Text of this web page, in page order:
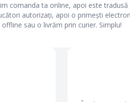
comanda ta online, apoi este tradusă
autorizați, apoi o primești
offline sau o livrăm prin curier. Simplu!